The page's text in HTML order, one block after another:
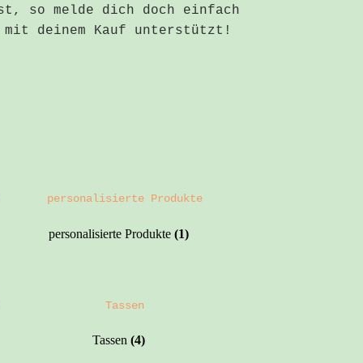
so melde dich doch einfach
deinem Kauf unterstützt!
personalisierte Produkte (1)
Tassen (4)